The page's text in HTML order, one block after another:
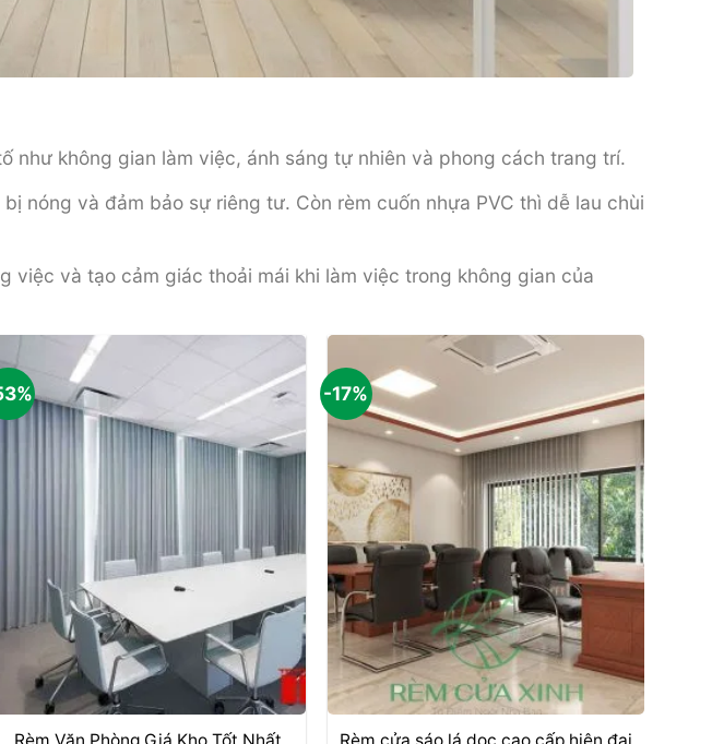
như không gian làm việc, ánh sáng tự nhiên và phong cách trang trí.
nóng và đảm bảo sự riêng tư. Còn rèm cuốn nhựa PVC thì dễ lau chùi
và tạo cảm giác thoải mái khi làm việc trong không gian của
-17%
+